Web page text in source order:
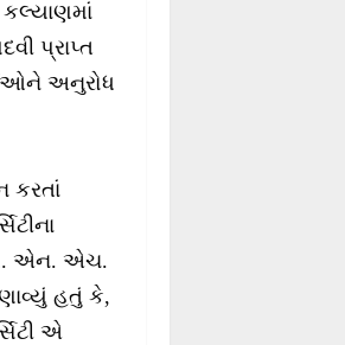
કલ્યાણમાં
પ્રાપ્ત
અનુરોધ
કરતાં
એન. એચ.
હતું કે,
એ